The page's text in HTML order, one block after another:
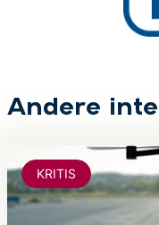
Andere
KRITIS